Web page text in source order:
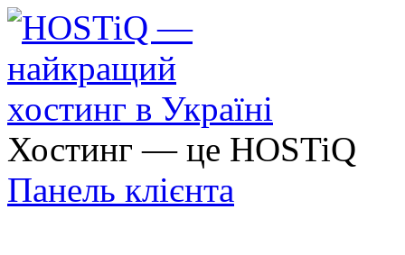
Хостинг — це HOSTiQ
Панель клієнта